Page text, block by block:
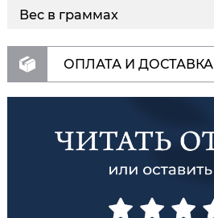
Вес в граммах
ОПЛАТА И ДОСТАВКА